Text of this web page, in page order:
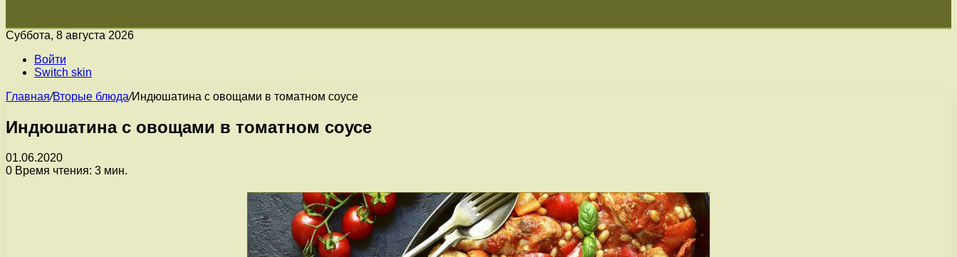
Суббота, 8 августа 2026
Войти
Switch skin
Главная/Вторые блюда/Индюшатина с овощами в томатном соусе
Индюшатина с овощами в томатном соусе
01.06.2020
0 Время чтения: 3 мин.